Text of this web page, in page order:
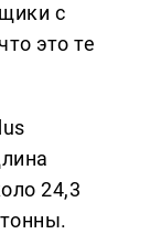
с
это те
24,3